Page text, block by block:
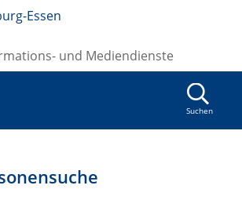
Essen
und Mediendienste
Suchen